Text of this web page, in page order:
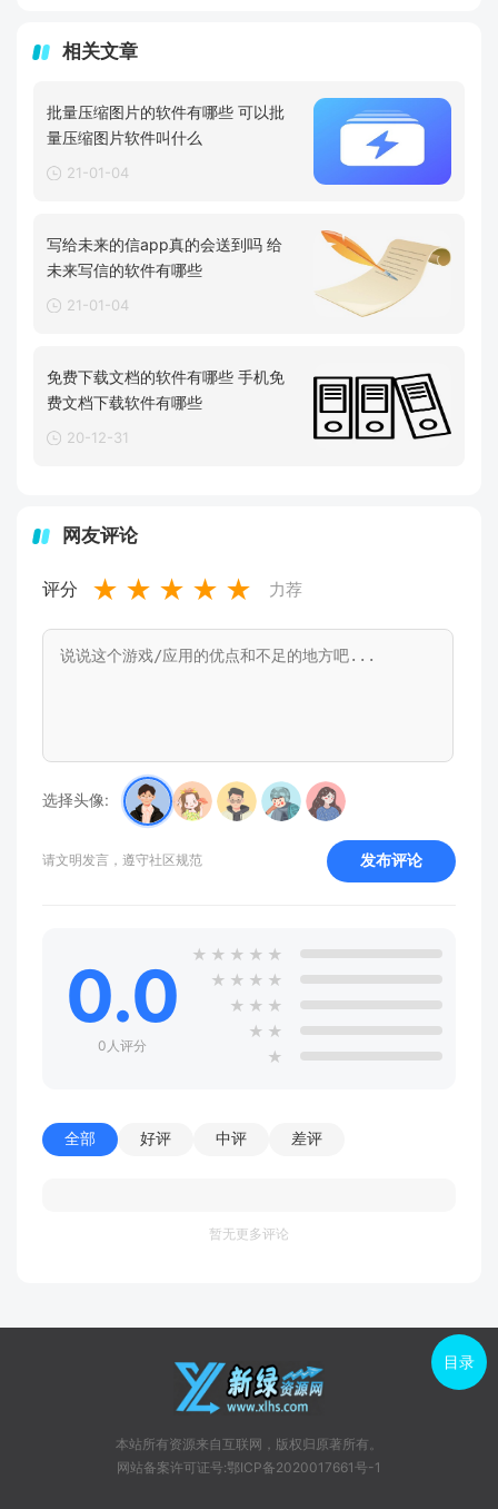
相关文章
批量压缩图片的软件有哪些 可以批
量压缩图片软件叫什么
21-01-04
写给未来的信app真的会送到吗 给
未来写信的软件有哪些
21-01-04
免费下载文档的软件有哪些 手机免
费文档下载软件有哪些
20-12-31
网友评论
评分 ★ ★ ★ ★ ★ 力荐
选择头像:
请文明发言，遵守社区规范 发布评论
0.0
0人评分
★ ★ ★ ★ ★
★ ★ ★ ★
★ ★ ★
★ ★
★
全部 好评 中评 差评
暂无更多评论
本站所有资源来自互联网，版权归原著所有。
网站备案许可证号:鄂ICP备2020017661号-1
目录